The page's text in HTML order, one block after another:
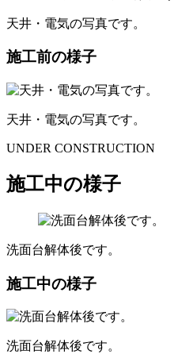
天井・電気の写真です。
施工前の様子
天井・電気の写真です。
UNDER CONSTRUCTION
施工中の様子
洗面台解体後です。
施工中の様子
洗面台解体後です。